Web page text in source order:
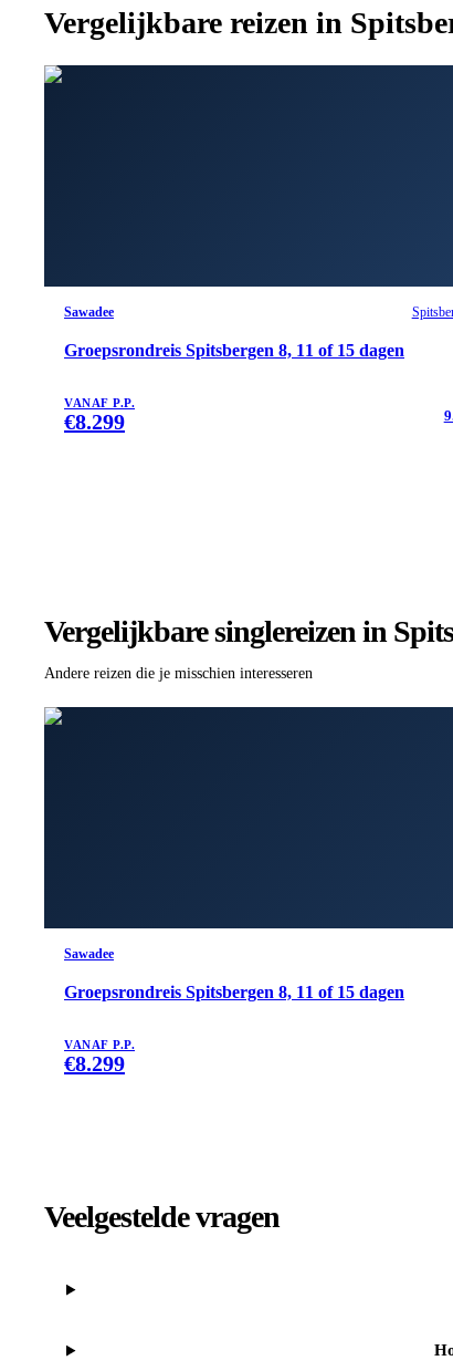
Vergelijkbare reizen in
Sawadee
Groepsrondreis Spitsbergen 8, 11 of 15 dagen
VANAF P.P.
€8.299
Vergelijkbare singlereizen in
Andere reizen die je misschien interesseren
Sawadee
Groepsrondreis Spitsbergen 8, 11 of 15 dagen
VANAF P.P.
€8.299
Veelgestelde vragen